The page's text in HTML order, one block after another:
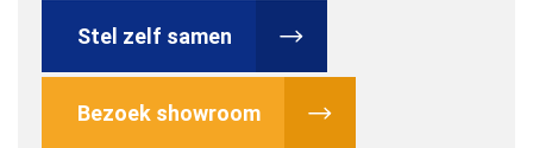
Stel zelf samen
Bezoek showroom